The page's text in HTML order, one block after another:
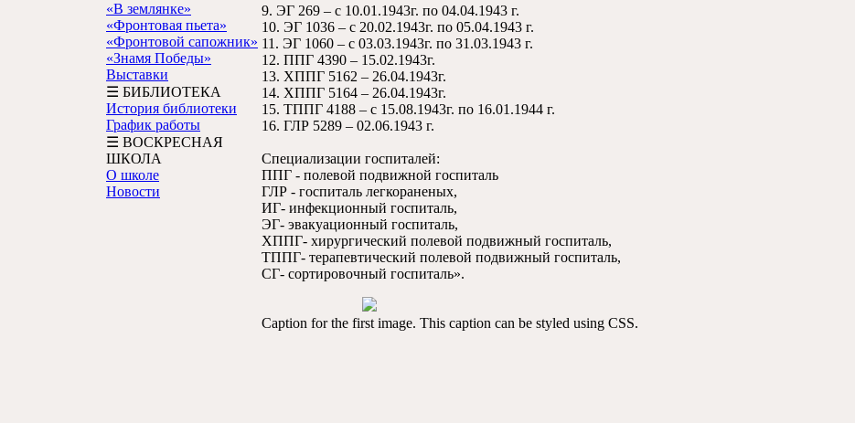
«В землянке»
«Фронтовая пьета»
«Фронтовой сапожник»
«Знамя Победы»
Выставки
☰ БИБЛИОТЕКА
История библиотеки
График работы
☰ ВОСКРЕСНАЯ
ШКОЛА
О школе
Новости
9. ЭГ 269 – с 10.01.1943г. по 04.04.1943 г.
10. ЭГ 1036 – с 20.02.1943г. по 05.04.1943 г.
11. ЭГ 1060 – с 03.03.1943г. по 31.03.1943 г.
12. ППГ 4390 – 15.02.1943г.
13. ХППГ 5162 – 26.04.1943г.
14. ХППГ 5164 – 26.04.1943г.
15. ТППГ 4188 – с 15.08.1943г. по 16.01.1944 г.
16. ГЛР 5289 – 02.06.1943 г.
Специализации госпиталей:
ППГ - полевой подвижной госпиталь
ГЛР - госпиталь легкораненых,
ИГ- инфекционный госпиталь,
ЭГ- эвакуационный госпиталь,
ХППГ- хирургический полевой подвижный госпиталь,
ТППГ- терапевтический полевой подвижный госпиталь,
СГ- сортировочный госпиталь».
Caption for the first image. This caption can be styled using CSS.